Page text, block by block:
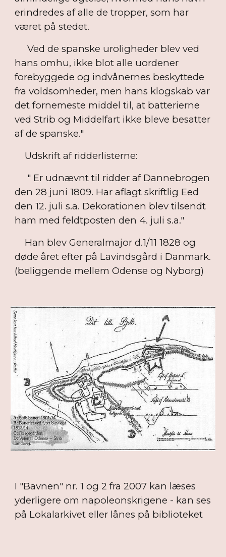
erindredes af alle de tropper, som har
været på stedet.
Ved de spanske uroligheder blev ved
hans omhu, ikke blot alle uordener
forebyggede og indvånernes beskyttede
fra voldsomheder, men hans klogskab var
det fornemeste middel til, at batterierne
ved Strib og Middelfart ikke bleve besatter
af de spanske."
Udskrift af ridderlisterne:
" Er udnævnt til ridder af Dannebrogen
den 28 juni 1809. Har aflagt skriftlig Eed
den 12. juli s.a. Dekorationen blev tilsendt
ham med feldtposten den 4. juli s.a."
Han blev Generalmajor d.1/11 1828 og
døde året efter på Lavindsgård i Danmark.
(beliggende mellem Odense og Nyborg)
I "Bavnen" nr. 1 og 2 fra 2007 kan læses
yderligere om napoleonskrigene - kan ses
på Lokalarkivet eller lånes på biblioteket